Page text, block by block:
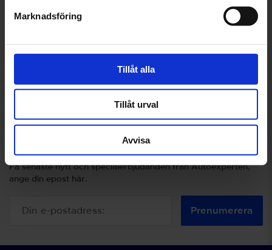
Marknadsföring
Tillåt alla
Tillåt urval
Avvisa
Med Autoexpertenkortet kan
du betala verkstadsbesöket
Prenumerera på vårt nyhetsbrev.
Få senaste nytt och specialerbjudanden från Autoexperten,
ange din epost här.
Prenumerera